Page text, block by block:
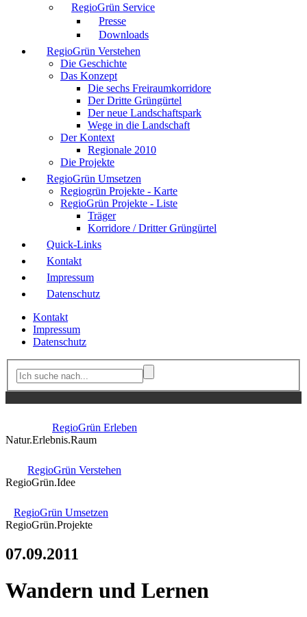
RegioGrün Service
Presse
Downloads
RegioGrün Verstehen
Die Geschichte
Das Konzept
Die sechs Freiraumkorridore
Der Dritte Grüngürtel
Der neue Landschaftspark
Wege in die Landschaft
Der Kontext
Regionale 2010
Die Projekte
RegioGrün Umsetzen
Regiogrün Projekte - Karte
RegioGrün Projekte - Liste
Träger
Korridore / Dritter Grüngürtel
Quick-Links
Kontakt
Impressum
Datenschutz
Kontakt
Impressum
Datenschutz
RegioGrün Erleben
Natur.Erlebnis.Raum
RegioGrün Verstehen
RegioGrün.Idee
RegioGrün Umsetzen
RegioGrün.Projekte
07.09.2011
Wandern und Lernen